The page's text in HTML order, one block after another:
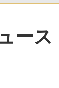
ース